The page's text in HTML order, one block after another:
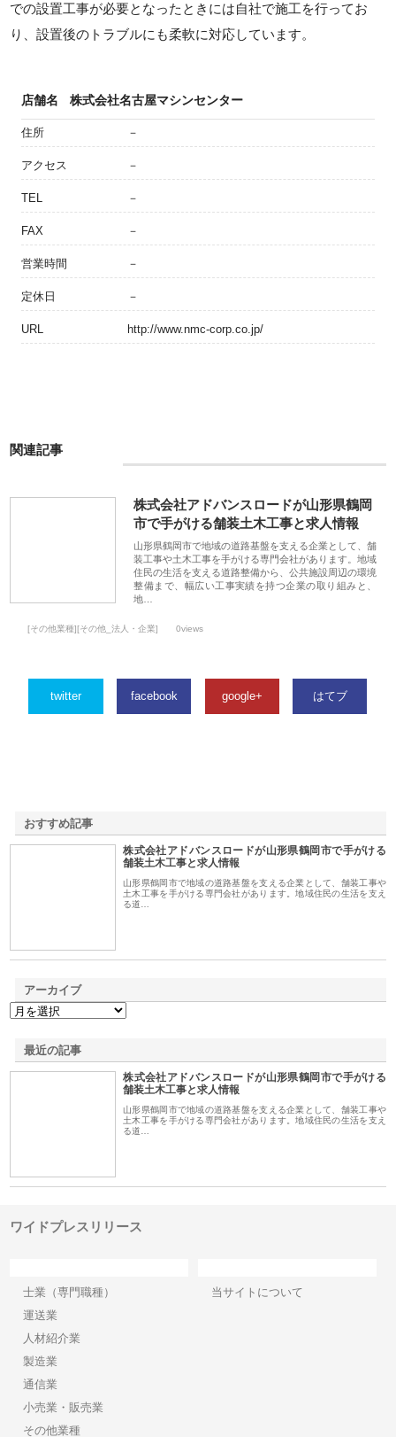
での設置工事が必要となったときには自社で施工を行ってお
り、設置後のトラブルにも柔軟に対応しています。
店舗名 株式会社名古屋マシンセンター
住所 －
アクセス －
TEL －
FAX －
営業時間 －
定休日 －
URL http://www.nmc-corp.co.jp/
関連記事
株式会社アドバンスロードが山形県鶴岡
市で手がける舗装土木工事と求人情報
山形県鶴岡市で地域の道路基盤を支える企業として、舗
装工事や土木工事を手がける専門会社があります。地域
住民の生活を支える道路整備から、公共施設周辺の環境
整備まで、幅広い工事実績を持つ企業の取り組みと、
地…
[その他業種][その他_法人・企業] 0views
twitter facebook google+ はてブ
おすすめ記事
株式会社アドバンスロードが山形県鶴岡市で手がける
舗装土木工事と求人情報
山形県鶴岡市で地域の道路基盤を支える企業として、舗装工事や
土木工事を手がける専門会社があります。地域住民の生活を支え
る道…
アーカイブ
最近の記事
株式会社アドバンスロードが山形県鶴岡市で手がける
舗装土木工事と求人情報
山形県鶴岡市で地域の道路基盤を支える企業として、舗装工事や
土木工事を手がける専門会社があります。地域住民の生活を支え
る道…
ワイドプレスリリース
士業（専門職種）
運送業
人材紹介業
製造業
通信業
小売業・販売業
その他業種
当サイトについて